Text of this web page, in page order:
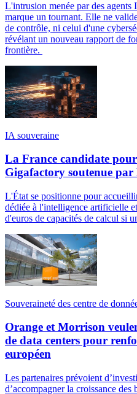
L'intrusion menée par des
marque un tournant. Elle ne
de contrôle, ni celui d'une
révélant un nouveau rapport de
frontière.
IA souveraine
La France candidate
Gigafactory soutenue
L'État se positionne pour
dédiée à l'intelligence artificielle
d'euros de capacités de calcul si
Souveraineté des centre de
Orange et Morrison
de data centers pour
européen
Les partenaires prévoient
d’accompagner la croissance